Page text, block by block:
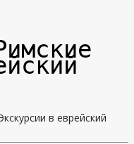
в еврейский